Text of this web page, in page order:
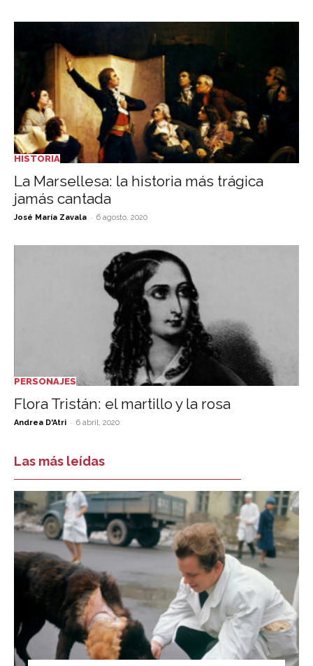
HISTORIA
La Marsellesa: la historia más trágica
jamás cantada
José María Zavala - 6 agosto, 2020
PERSONAJES
Flora Tristán: el martillo y la rosa
Andrea D'Atri - 6 abril, 2020
Las más leídas